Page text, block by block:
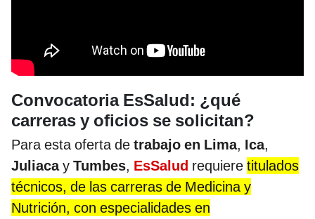
Convocatoria EsSalud: ¿qué
carreras y oficios se solicitan?
Para esta oferta de trabajo en Lima, Ica,
Juliacay Tumbes, EsSalud requiere titulados
técnicos, de las carreras de Medicina y
Nutrición, con especialidades en